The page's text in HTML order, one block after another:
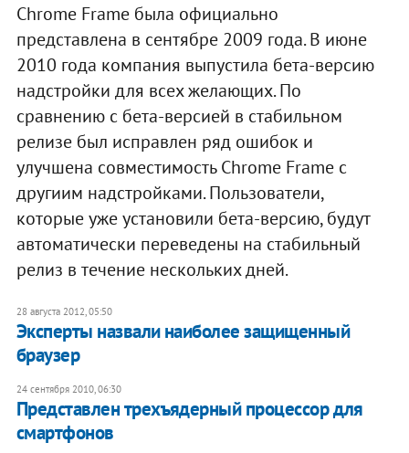
Chrome Frame была официально
представлена в сентябре 2009 года. В июне
2010 года компания выпустила бета-версию
надстройки для всех желающих. По
сравнению с бета-версией в стабильном
релизе был исправлен ряд ошибок и
улучшена совместимость Chrome Frame с
другиим надстройками. Пользователи,
которые уже установили бета-версию, будут
автоматически переведены на стабильный
релиз в течение нескольких дней.
28 августа 2012, 05:50
Эксперты назвали наиболее защищенный
браузер
24 сентября 2010, 06:30
Представлен трехъядерный процессор для
смартфонов